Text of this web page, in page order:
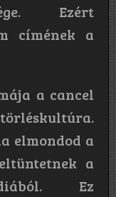
Ezért
címének a
a cancel
elmondod a
a
Ez